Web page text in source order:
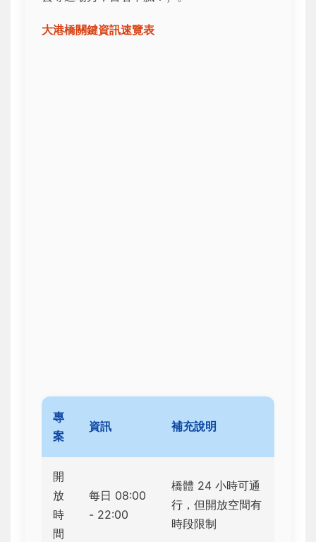
大港橋關鍵資訊速覽表
專
案
資訊 補充說明
開
放
時
間
每日 08:00
- 22:00
橋體 24 小時可通
行，但開放空間有
時段限制